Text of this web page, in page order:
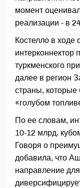
момент
реализации - в
Костелло в ходе
интерконнектор
туркменского
далее в регион
страны, которые
«голубом
По ее словам,
10-12 млрд.
Говоря о
добавила, что
направление